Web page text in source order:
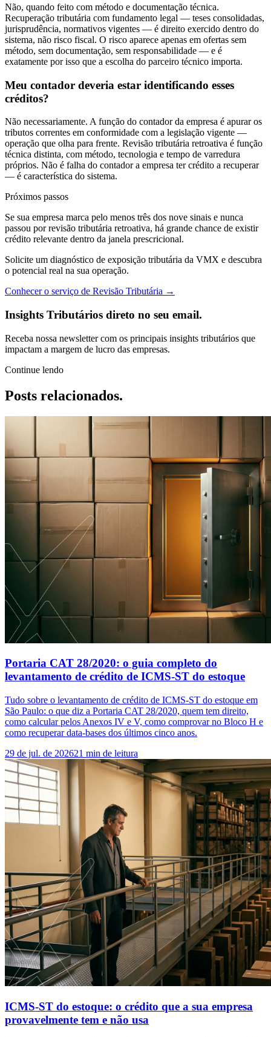
Não, quando feito com método e documentação técnica.
Recuperação tributária com fundamento legal — teses consolidadas,
jurisprudência, normativos vigentes — é direito exercido dentro do
sistema, não risco fiscal. O risco aparece apenas em ofertas sem
método, sem documentação, sem responsabilidade — e é
exatamente por isso que a escolha do parceiro técnico importa.
Meu contador deveria estar identificando esses
créditos?
Não necessariamente. A função do contador da empresa é apurar os
tributos correntes em conformidade com a legislação vigente —
operação que olha para frente. Revisão tributária retroativa é função
técnica distinta, com método, tecnologia e tempo de varredura
próprios. Não é falha do contador a empresa ter crédito a recuperar
— é característica do sistema.
Próximos passos
Se sua empresa marca pelo menos três dos nove sinais e nunca
passou por revisão tributária retroativa, há grande chance de existir
crédito relevante dentro da janela prescricional.
Solicite um diagnóstico de exposição tributária da VMX e descubra
o potencial real na sua operação.
Conhecer o serviço de Revisão Tributária →
Insights Tributários direto no seu email.
Receba nossa newsletter com os principais insights tributários que
impactam a margem de lucro das empresas.
Continue lendo
Posts relacionados.
Portaria CAT 28/2020: o guia completo do
levantamento de crédito de ICMS-ST do estoque
Tudo sobre o levantamento de crédito de ICMS-ST do estoque em
São Paulo: o que diz a Portaria CAT 28/2020, quem tem direito,
como calcular pelos Anexos IV e V, como comprovar no Bloco H e
como recuperar data-bases dos últimos cinco anos.
29 de jul. de 202621 min de leitura
ICMS-ST do estoque: o crédito que a sua empresa
provavelmente tem e não usa